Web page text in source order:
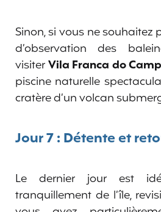
Sinon, si vous ne souhaitez
d’observation des
visiterVila Franca do
piscine naturelle
cratère d’un volcan
Jour 7 : Détente et
Le dernier jour est
tranquillement de l’île,